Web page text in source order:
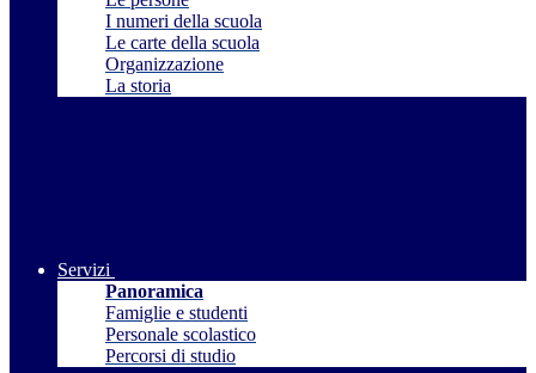
I numeri della scuola
Le carte della scuola
Organizzazione
La storia
Servizi
Panoramica
Famiglie e studenti
Personale scolastico
Percorsi di studio